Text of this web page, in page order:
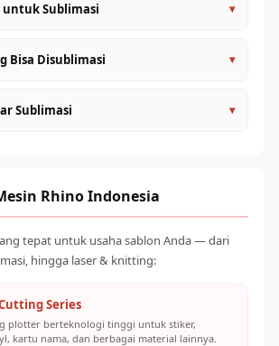
untuk Sublimasi ▾
putih
TIFF atau PDF untuk kualitas cetak
Bisa Disublimasi ▾
bantal, selimut fleece
ID card holder, lanyard, merchandise
Sublimasi ▾
(merchandise promosi), dan personal
Rhino Indonesia
tepat untuk usaha sablon Anda — dari
hingga laser & knitting:
Series
plotter berteknologi tinggi untuk stiker,
kartu nama, dan berbagai material lainnya.